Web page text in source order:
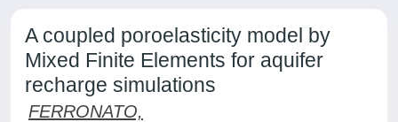
A coupled poroelasticity model by
Mixed Finite Elements for aquifer
recharge simulations
FERRONATO,